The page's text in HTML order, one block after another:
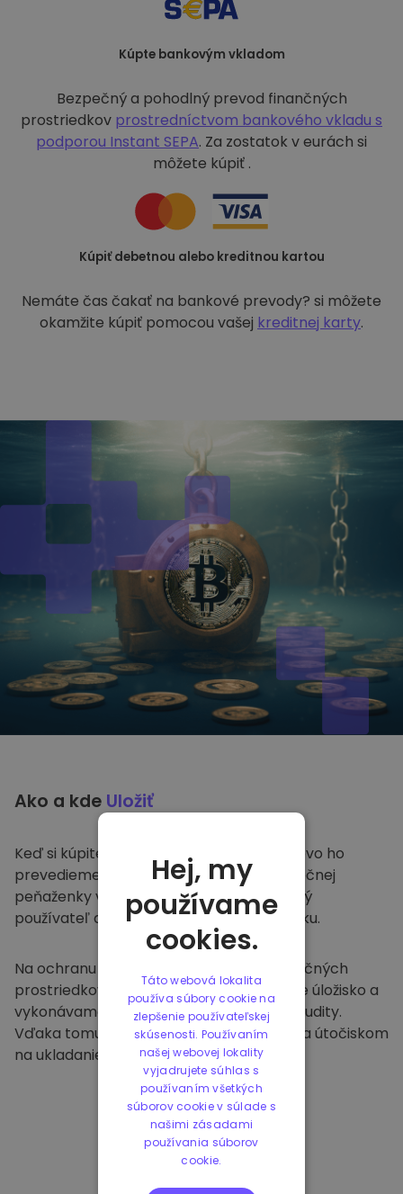
Kúpte bankovým vkladom
Bezpečný a pohodlný prevod finančných
prostriedkov prostredníctvom bankového vkladu s
podporou Instant SEPA. Za zostatok v eurách si
môžete kúpiť .
Kúpiť debetnou alebo kreditnou kartou
Nemáte čas čakať na bankové prevody? si môžete
okamžite kúpiť pomocou vašej kreditnej karty.
Ako a kde Uložiť
Keď si kúpite na Kriptomat
, bezproblémovo ho
prevedieme do vašej vyhradenej a bezpečnej
peňaženky v rámci našej platformy. Každý
používateľ dostane individuálnu peňaženku.
Na ochranu našich zákazníkov a ich finančných
prostriedkov ponúkame bezpečné offline úložisko a
vykonávame pravidelné bezpečnostné audity.
Vďaka tomuto prístupu je naša platforma útočiskom
na ukladanie a iných kryptomien.
Hej, my
používame
cookies.
Táto webová lokalita
používa súbory cookie na
zlepšenie používateľskej
skúsenosti. Používaním
našej webovej lokality
vyjadrujete súhlas s
používaním všetkých
súborov cookie v súlade s
našimi zásadami
používania súborov
cookie.